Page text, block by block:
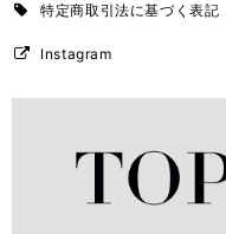
特定商取引法に基づく表記
Instagram